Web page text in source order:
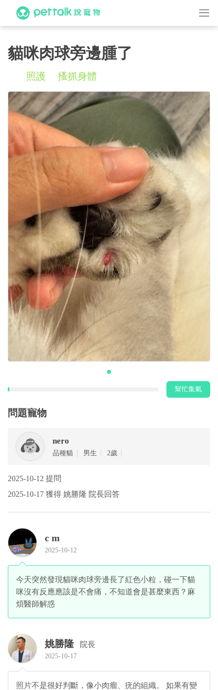
貓咪肉球旁邊腫了
照護 搔抓身體
幫忙集氣
問題寵物
nero
品種貓 男生 2歲
2025-10-12 提問
2025-10-17 獲得 姚勝隆 院長回答
c m
2025-10-12
今天突然發現貓咪肉球旁邊長了紅色小粒，碰一下貓
咪沒有反應應該是不會痛，不知道會是甚麼東西？麻
煩醫師解惑
姚勝隆 院長
2025-10-17
照片不是很好判斷，像小肉瘤、疣的組織。 如果有變